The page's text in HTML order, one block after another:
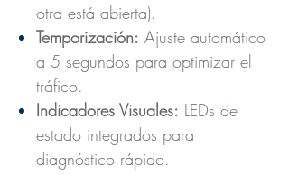
otra está abierta).
Temporización: Ajuste automático
a 5 segundos para optimizar el
tráfico.
Indicadores Visuales: LEDs de
estado integrados para
diagnóstico rápido.